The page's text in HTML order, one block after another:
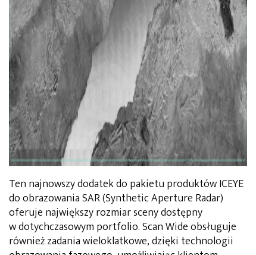
Ten najnowszy dodatek do pakietu produktów ICEYE
do obrazowania SAR (Synthetic Aperture Radar)
oferuje największy rozmiar sceny dostępny
w dotychczasowym portfolio. Scan Wide obsługuje
również zadania wieloklatkowe, dzięki technologii